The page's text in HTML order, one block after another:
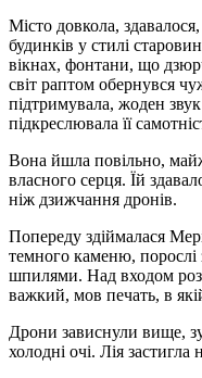
Місто довкола,
будинків у стилі
вікнах, фонтани, що
світ раптом обернувся
підтримувала, жоден
підкреслювала її
Вона йшла повільно,
власного серця. Їй
ніж дзижчання дронів.
Попереду здіймалася
темного каменю,
шпилями. Над входом
важкий, мов печать, в
Дрони зависнули вище,
холодні очі. Лія